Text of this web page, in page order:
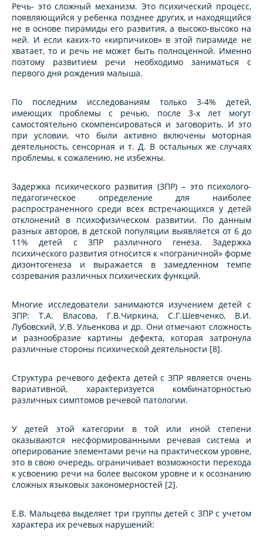
Речь- это сложный механизм. Это психический процесс,
появляющийся у ребенка позднее других, и находящийся
не в основе пирамиды его развития, а высоко-высоко на
ней. И если каких-то «кирпичиков» в этой пирамиде не
хватает, то и речь не может быть полноценной. Именно
поэтому развитием речи необходимо заниматься с
первого дня рождения малыша.
По последним исследованиям только 3-4% детей,
имеющих проблемы с речью, после 3-х лет могут
самостоятельно скомпенсироваться и заговорить. И это
при условии, что были активно включены моторная
деятельность, сенсорная и т. Д. В остальных же случаях
проблемы, к сожалению, не избежны.
Задержка психического развития (ЗПР) – это психолого-
педагогическое определение для наиболее
распространенного среди всех встречающихся у детей
отклонений в психофизическом развитии. По данным
разных авторов, в детской популяции выявляется от 6 до
11% детей с ЗПР различного генеза. Задержка
психического развития относится к «пограничной» форме
дизонтогенеза и выражается в замедленном темпе
созревания различных психических функций.
Многие исследователи занимаются изучением детей с
ЗПР: Т.А. Власова, Г.В.Чиркина, С.Г.Шевченко, В.И.
Лубовский, У.В. Ульенкова и др. Они отмечают сложность
и разнообразие картины дефекта, которая затронула
различные стороны психической деятельности [8].
Структура речевого дефекта детей с ЗПР является очень
вариативной, характеризуется комбинаторностью
различных симптомов речевой патологии.
У детей этой категории в той или иной степени
оказываются несформированными речевая система и
оперирование элементами речи на практическом уровне,
это в свою очередь, ограничивает возможности перехода
к усвоению речи на более высоком уровне и к осознанию
сложных языковых закономерностей [2].
Е.В. Мальцева выделяет три группы детей с ЗПР с учетом
характера их речевых нарушений: